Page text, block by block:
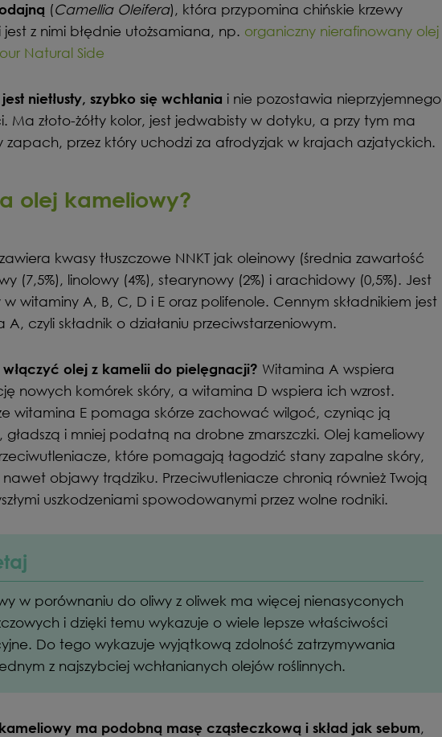
(Camellia Oleifera), która przypomina chińskie krzewy
z nimi błędnie utożsamiana, np. organiczny nierafinowany olej
Natural Side
nietłusty, szybko się wchłania i nie pozostawia nieprzyjemnego
Ma złoto-żółty kolor, jest jedwabisty w dotyku, a przy tym ma
zapach, przez który uchodzi za afrodyzjak w krajach azjatyckich.
olej kameliowy?
kwasy tłuszczowe NNKT jak oleinowy (średnia zawartość
(7,5%), linolowy (4%), stearynowy (2%) i arachidowy (0,5%). Jest
witaminy A, B, C, D i E oraz polifenole. Cennym składnikiem jest
czyli składnik o działaniu przeciwstarzeniowym.
olej z kamelii do pielęgnacji? Witamina A wspiera
nowych komórek skóry, a witamina D wspiera ich wzrost.
witamina E pomaga skórze zachować wilgoć, czyniąc ją
gładszą i mniej podatną na drobne zmarszczki. Olej kameliowy
które pomagają łagodzić stany zapalne skóry,
objawy trądziku. Przeciwutleniacze chronią również Twoją
uszkodzeniami spowodowanymi przez wolne rodniki.
w porównaniu do oliwy z oliwek ma więcej nienasyconych
i dzięki temu wykazuje o wiele lepsze właściwości
Do tego wykazuje wyjątkową zdolność zatrzymywania
z najszybciej wchłanianych olejów roślinnych.
ma podobną masę cząsteczkową i skład jak sebum,